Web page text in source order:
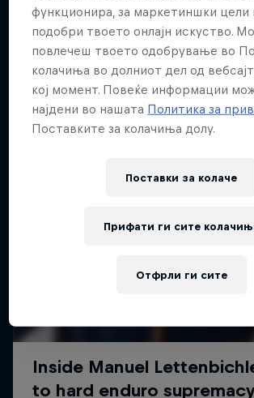
ENDURO
функционира, за маркетиншки цели
подобри твоето онлајн искуство.
повлечеш твоето одобрување во
колачиња во долниот дел од
кој момент. Повеќе информации
најдени во нашата Политика за
Поставките за колачиња долу.
Поставки за колачe
Отфрли ги сите
Прифати ги сите